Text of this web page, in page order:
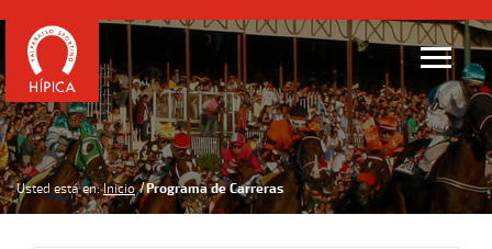
Usted está en: Inicio Programa de Carreras